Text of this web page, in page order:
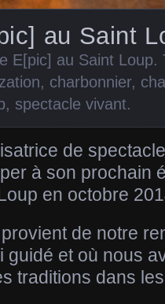
au Saint
E[pic] au Saint Loup.
, charbonnier,
, spectacle vivant.
de
à son prochain
en octobre
de notre
guidé et où nous
traditions dans